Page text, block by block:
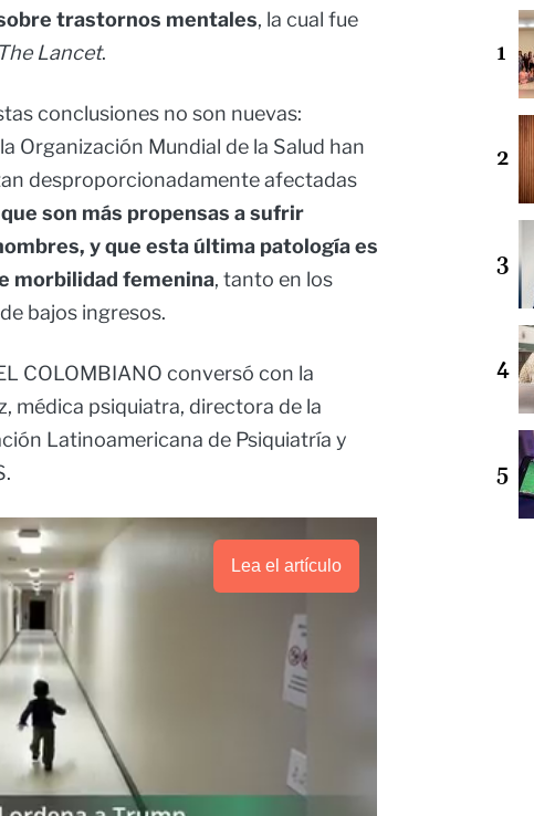
trastornos mentales, la cual fue
The Lancet.
conclusiones no son nuevas:
Organización Mundial de la Salud han
desproporcionadamente afectadas
que son más propensas a sufrir
y que esta última patología es
morbilidad femenina, tanto en los
bajos ingresos.
COLOMBIANO conversó con la
médica psiquiatra, directora de la
Latinoamericana de Psiquiatría y
Lea el artículo